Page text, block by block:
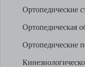
Ортопедические
Ортопедическая
Ортопедические